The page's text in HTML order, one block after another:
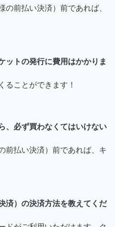
の前払い決済）前であれば、
ットの発行に費用はかかりま
ることができます！
、必ず買わなくてはいけない
前払い決済）前であれば、キ
済）の決済方法を教えてくだ